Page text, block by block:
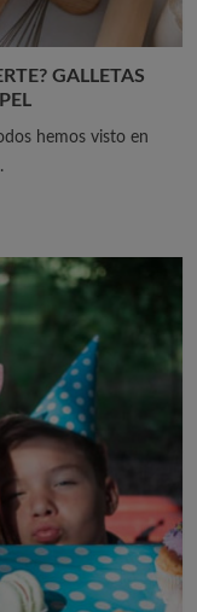
GALLETAS
hemos visto en